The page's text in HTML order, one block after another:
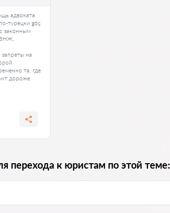
адвоката
турецки göç
законным
ВНЖ,
на
та, где
дороже
перехода к юристам по этой теме: